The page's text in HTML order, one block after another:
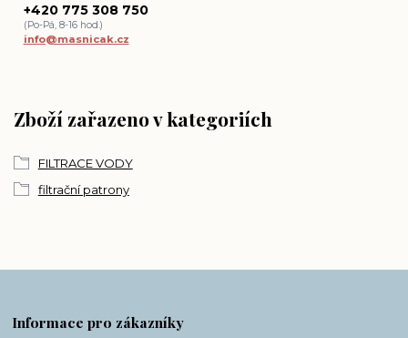
Zboží zařazeno v kategoriích
FILTRACE VODY
filtrační patrony
+420 775 308 750
(Po-Pá, 8-16 hod.)
info@masnicak.cz
Informace pro zákazníky